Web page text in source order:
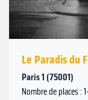
Le Paradis du
Paris 1 (75001)
Nombre de places :